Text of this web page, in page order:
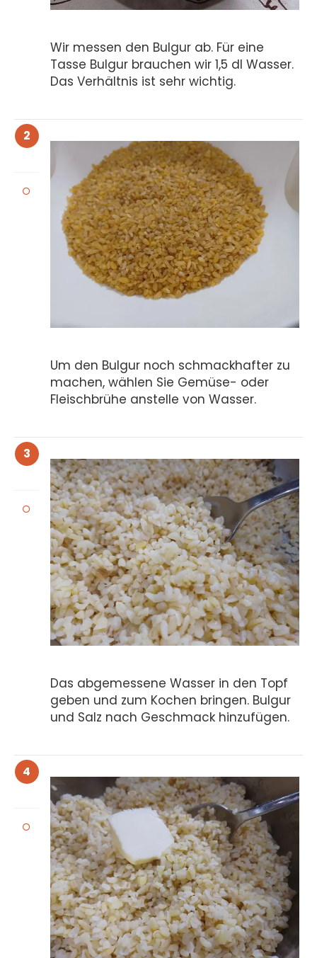
Wir messen den Bulgur ab. Für eine
Tasse Bulgur brauchen wir 1,5 dl Wasser.
Das Verhältnis ist sehr wichtig.
2
Um den Bulgur noch schmackhafter zu
machen, wählen Sie Gemüse- oder
Fleischbrühe anstelle von Wasser.
3
Das abgemessene Wasser in den Topf
geben und zum Kochen bringen. Bulgur
und Salz nach Geschmack hinzufügen.
4